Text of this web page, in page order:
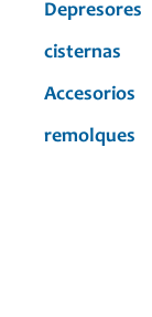
Depresores
cisternas
Accesorios
remolques